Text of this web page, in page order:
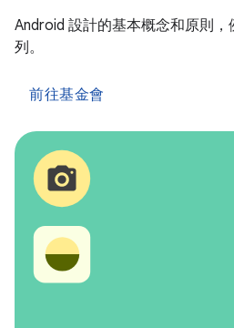
Android 設計的基本概念和原則
列。
前往基金會